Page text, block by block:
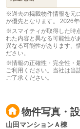
※過去の掲載物件情報を元
が優先となります。 2026
※スマイティが取得した時
れた内容と異なる可能性が
異なる可能性があります。
ださい。
※情報の正確性・完全性・
ご利用ください。当社は当
ご了承ください。
物件写真・
山田マンションＡ棟